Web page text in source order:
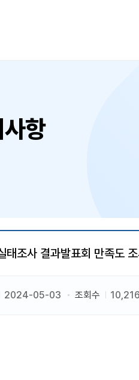
항
조사 결과발표회 만족도
2024-05-03 조회수